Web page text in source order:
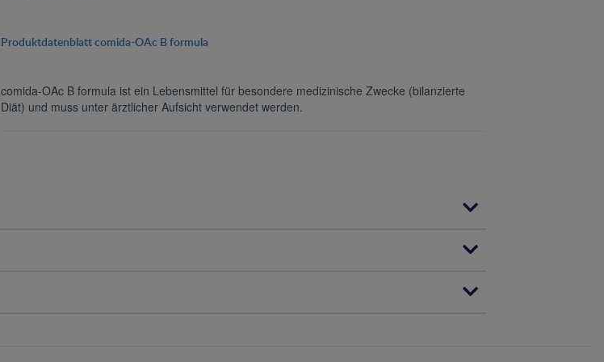
Produktdatenblatt comida-OAc B formula
comida-OAc B formula ist ein Lebensmittel für besondere medizinische Zwecke (bilanzierte
Diät) und muss unter ärztlicher Aufsicht verwendet werden.